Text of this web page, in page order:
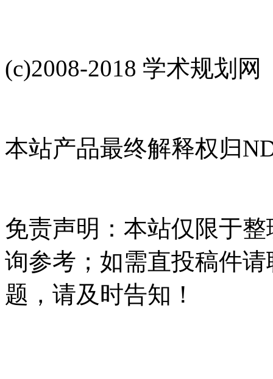
(c)2008-2018 学术规划网
本站产品最终解释权归
免责声明：本站仅限于
询参考；如需直投稿件
题，请及时告知！